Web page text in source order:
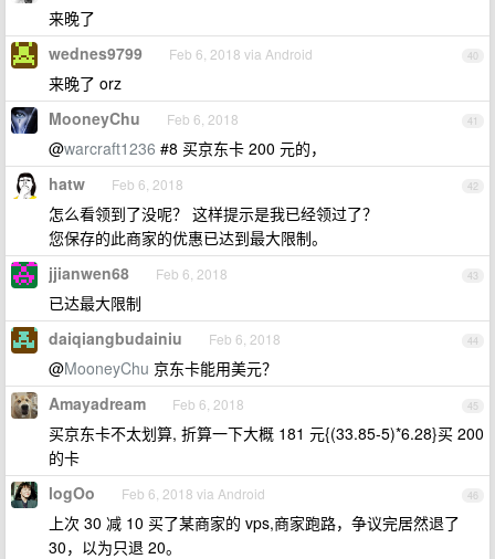
来晚了
40
wednes9799 Feb 6, 2018 via Android
来晚了 orz
41
MooneyChu Feb 6, 2018
@warcraft1236 #8 买京东卡 200 元的，
42
hatw Feb 6, 2018
怎么看领到了没呢？ 这样提示是我已经领过了？
您保存的此商家的优惠已达到最大限制。
43
jjianwen68 Feb 6, 2018
已达最大限制
44
daiqiangbudainiu Feb 6, 2018
@MooneyChu 京东卡能用美元？
45
Amayadream Feb 6, 2018
买京东卡不太划算, 折算一下大概 181 元{(33.85-5)*6.28}买 200
的卡
46
logOo Feb 6, 2018 via Android
上次 30 减 10 买了某商家的 vps,商家跑路，争议完居然退了
30，以为只退 20。